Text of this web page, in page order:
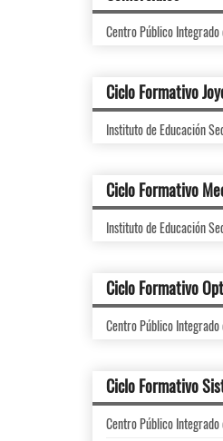
Centro Público Integrado
Ciclo Formativo
Instituto de Educación
Ciclo Formativo
Instituto de Educación
Ciclo Formativo
Centro Público Integrado
Ciclo Formativo
Centro Público Integrado